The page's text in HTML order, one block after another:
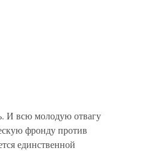
И всю молодую отвагу
фронду против
единственной